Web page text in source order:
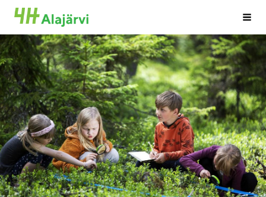
Siirry
sivun
sisältöön
Alajärven 4H-yhdistys ry.